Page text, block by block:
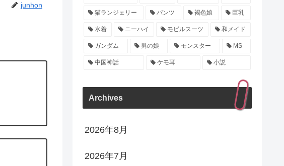
junhon
猫ランジェリー パンツ 褐色娘 巨乳
水着 ニーハイ モビルスーツ 和メイド
ガンダム 男の娘 モンスター MS
中国神話 ケモ耳 小説
Archives
2026年8月
2026年7月